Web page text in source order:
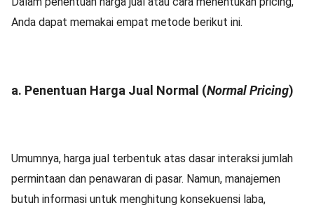
Anda dapat memakai empat metode berikut ini.
a. Penentuan Harga Jual Normal (Normal Pricing)
Umumnya, harga jual terbentuk atas dasar interaksi jumlah
permintaan dan penawaran di pasar. Namun, manajemen
butuh informasi untuk menghitung konsekuensi laba,